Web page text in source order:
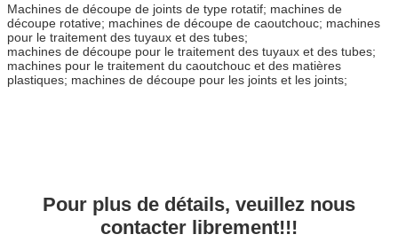
Machines de découpe de joints de type rotatif; machines de
découpe rotative; machines de découpe de caoutchouc; machines
pour le traitement des tuyaux et des tubes;
machines de découpe pour le traitement des tuyaux et des tubes;
machines pour le traitement du caoutchouc et des matières
plastiques; machines de découpe pour les joints et les joints;
Pour plus de détails, veuillez nous
contacter librement!!!